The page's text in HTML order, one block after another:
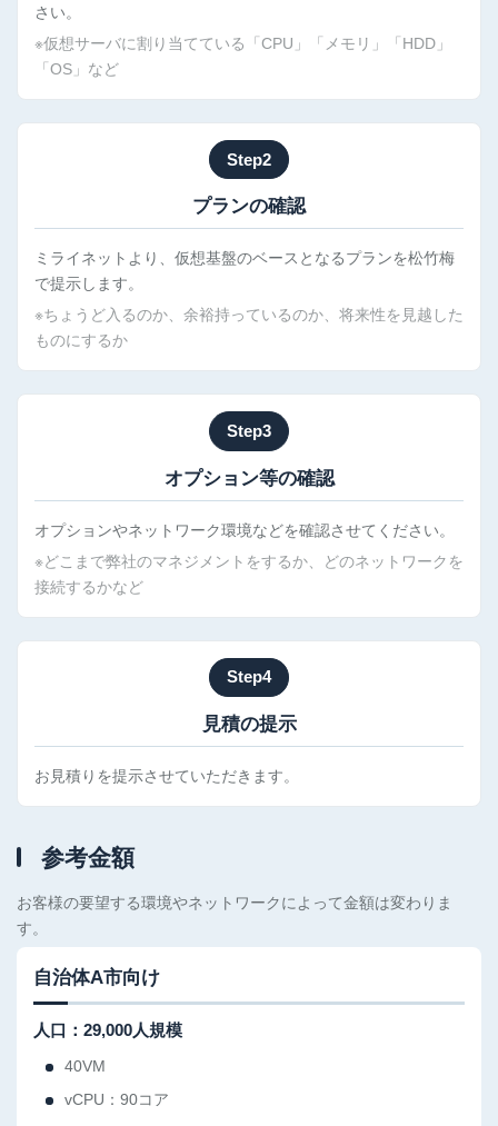
さい。
※仮想サーバに割り当てている「CPU」「メモリ」「HDD」
「OS」など
Step2
プランの確認
ミライネットより、仮想基盤のベースとなるプランを松竹梅
で提示します。
※ちょうど入るのか、余裕持っているのか、将来性を見越した
ものにするか
Step3
オプション等の確認
オプションやネットワーク環境などを確認させてください。
※どこまで弊社のマネジメントをするか、どのネットワークを
接続するかなど
Step4
見積の提示
お見積りを提示させていただきます。
参考金額
お客様の要望する環境やネットワークによって金額は変わりま
す。
自治体A市向け
人口：29,000人規模
40VM
vCPU：90コア